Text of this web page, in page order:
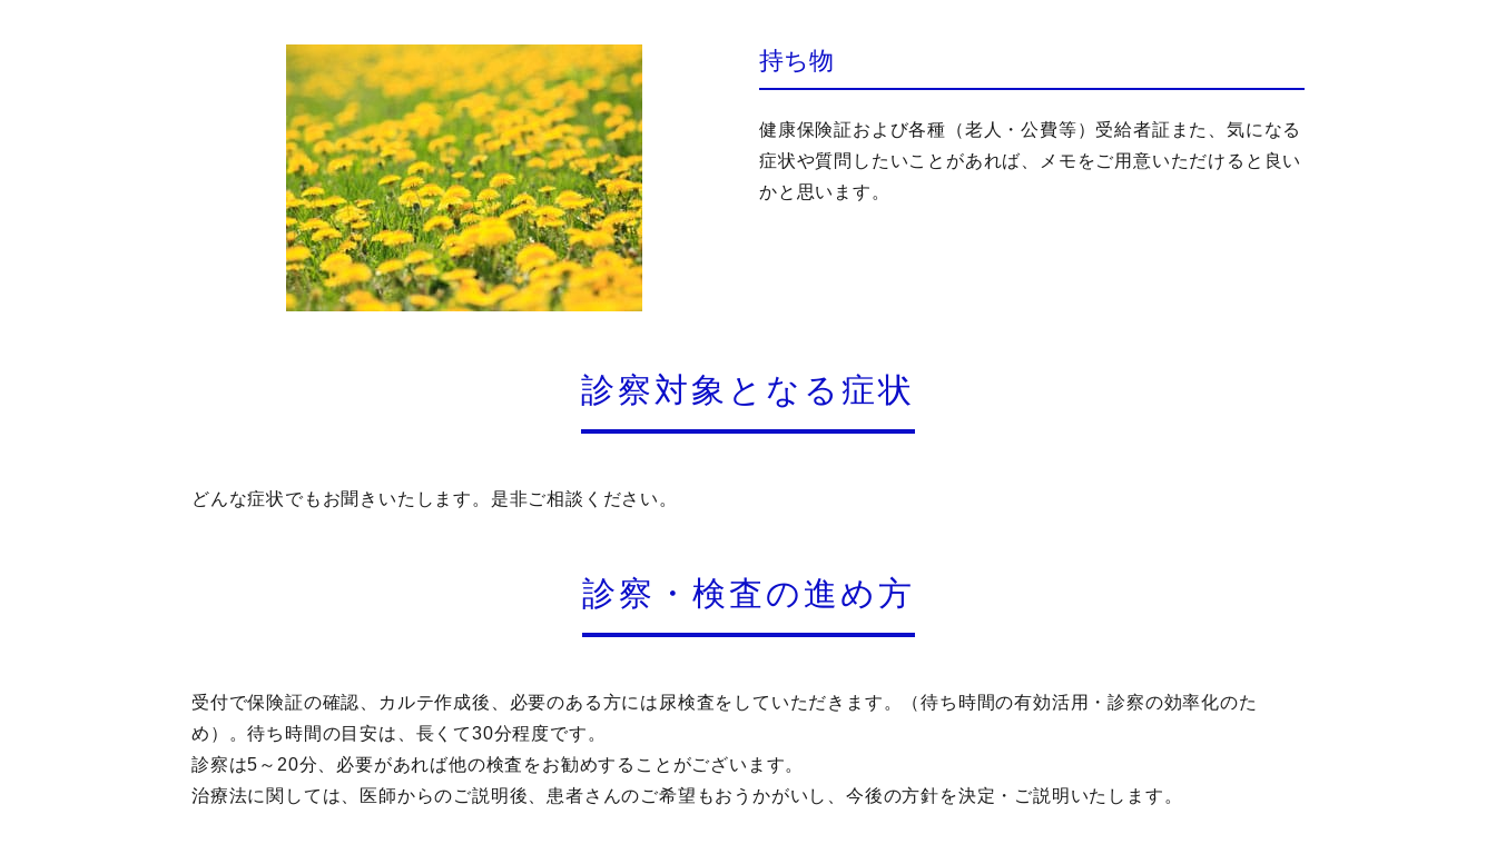
持ち物
健康保険証および各種（老人・公費等）受給者証また、気になる
症状や質問したいことがあれば、メモをご用意いただけると良い
かと思います。
診察対象となる症状
どんな症状でもお聞きいたします。是非ご相談ください。
診察・検査の進め方
受付で保険証の確認、カルテ作成後、必要のある方には尿検査をしていただきます。（待ち時間の有効活用・診察の効率化のた
め）。待ち時間の目安は、長くて30分程度です。
診察は5～20分、必要があれば他の検査をお勧めすることがございます。
治療法に関しては、医師からのご説明後、患者さんのご希望もおうかがいし、今後の方針を決定・ご説明いたします。